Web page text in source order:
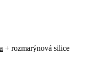
+ rozmarýnová silice